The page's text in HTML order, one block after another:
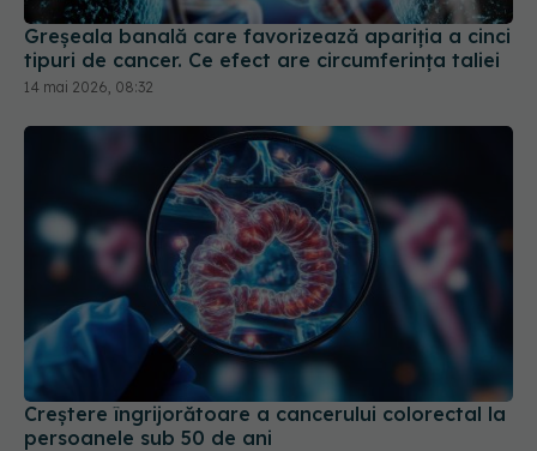
Greșeala banală care favorizează apariția a cinci
tipuri de cancer. Ce efect are circumferința taliei
14 mai 2026, 08:32
Creștere îngrijorătoare a cancerului colorectal la
persoanele sub 50 de ani